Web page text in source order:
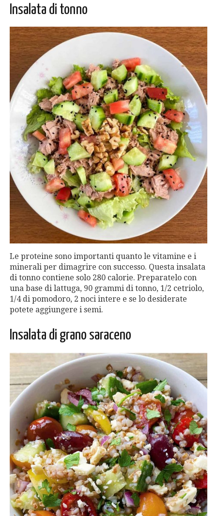
Insalata di tonno
Le proteine ​​sono importanti quanto le vitamine e i
minerali per dimagrire con successo. Questa insalata
di tonno contiene solo 280 calorie. Preparatelo con
una base di lattuga, 90 grammi di tonno, 1/2 cetriolo,
1/4 di pomodoro, 2 noci intere e se lo desiderate
potete aggiungere i semi.
Insalata di grano saraceno